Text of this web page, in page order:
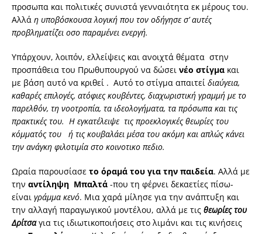
προσωπα και πολιτικές συνιστά γενναιότητα εκ μέρους του.
Αλλά η υποβόσκουσα λογική που τον οδήγησε σ’ αυτές
προβληματίζει οσο παραμένει ενεργή.
Υπάρχουν, λοιπόν, ελλείψεις και ανοιχτά θέματα στην
προσπάθεια του Πρωθυπουργού να δώσει νέο στίγμα και
με βάση αυτό να κριθεί . Αυτό το στίγμα απαιτεί διαύγεια,
καθαρές επιλογές, ατόφιες κουβέντες, διαχωριστική γραμμή με το
παρελθόν, τη νοοτροπία, τα ιδεολογήματα, τα πρόσωπα και τις
πρακτικές του. Η εγκατέλειψε τις προεκλογικές θεωρίες του
κόμματός του ή τις κουβαλάει μέσα του ακόμη και απλώς κάνει
την ανάγκη φιλοτιμία στο κοινοτικο πεδιο.
Ωραία παρουσίασε το όραμά του για την παιδεία. Αλλά με
την αντίληψη Μπαλτά -που τη φέρνει δεκαετίες πίσω-
είναι γράμμα κενό. Μια χαρά μίλησε για την ανάπτυξη και
την αλλαγή παραγωγικού μοντέλου, αλλά με τις θεωρίες του
Δρίτσαγια τις ιδιωτικοποιήσεις στο λιμάνι και τις κινήσεις